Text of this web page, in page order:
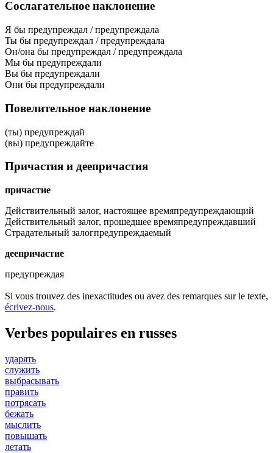
Сослагательное наклонение
Я бы предупреждал / предупреждала
Ты бы предупреждал / предупреждала
Он/она бы предупреждал / предупреждала
Мы бы предупреждали
Вы бы предупреждали
Они бы предупреждали
Повелительное наклонение
(ты) предупреждай
(вы) предупреждайте
Причастия и деепричастия
причастие
Действительный залог, настоящее времяпредупреждающий
Действительный залог, прошедшее времяпредупреждавший
Страдательный залогпредупреждаемый
деепричастие
предупреждая
Si vous trouvez des inexactitudes ou avez des remarques sur le texte,
écrivez-nous.
Verbes populaires en russes
ударять
служить
выбрасывать
править
потрясать
бежать
мыслить
повышать
летать